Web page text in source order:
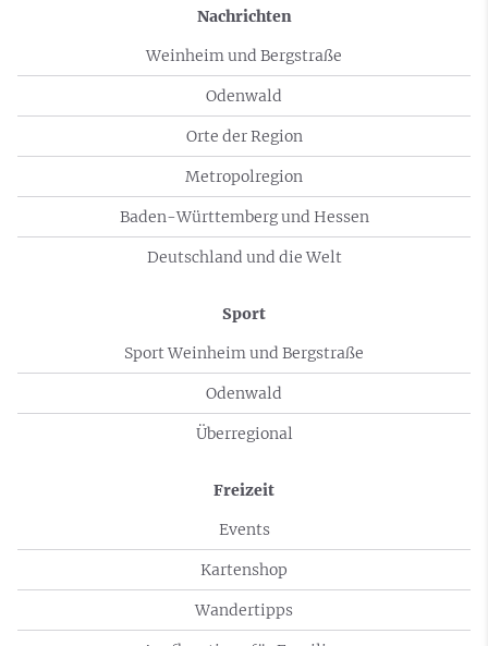
Nachrichten
Weinheim und Bergstraße
Odenwald
Orte der Region
Metropolregion
Baden-Württemberg und Hessen
Deutschland und die Welt
Sport
Sport Weinheim und Bergstraße
Odenwald
Überregional
Freizeit
Events
Kartenshop
Wandertipps